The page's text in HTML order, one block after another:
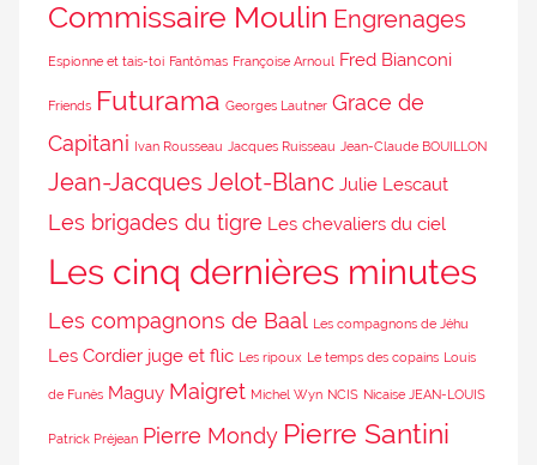
Commissaire Moulin Engrenages
Espionne et tais-toi Fantômas Françoise Arnoul Fred Bianconi
Friends Futurama Georges Lautner Grace de
Capitani
Ivan Rousseau Jacques Ruisseau Jean-Claude BOUILLON
Jean-Jacques Jelot-Blanc Julie Lescaut
Les brigades du tigre Les chevaliers du ciel
Les cinq dernières minutes
Les compagnons de Baal Les compagnons de Jéhu
Les Cordier juge et flic Les ripoux Le temps des copains Louis
de Funès Maguy Maigret Michel Wyn NCIS Nicaise JEAN-LOUIS
Patrick Préjean Pierre Mondy Pierre Santini